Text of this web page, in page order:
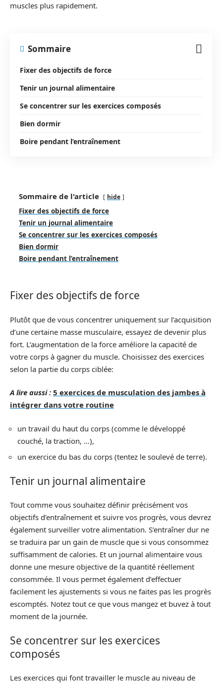
muscles plus rapidement.
Sommaire
Fixer des objectifs de force
Tenir un journal alimentaire
Se concentrer sur les exercices composés
Bien dormir
Boire pendant l’entraînement
Sommaire de l'article hide
Fixer des objectifs de force
Tenir un journal alimentaire
Se concentrer sur les exercices composés
Bien dormir
Boire pendant l’entraînement
Fixer des objectifs de force
Plutôt que de vous concentrer uniquement sur l’acquisition
d’une certaine masse musculaire, essayez de devenir plus
fort. L’augmentation de la force améliore la capacité de
votre corps à gagner du muscle. Choisissez des exercices
selon la partie du corps ciblée:
A lire aussi : 5 exercices de musculation des jambes à
intégrer dans votre routine
un travail du haut du corps (comme le développé
couché, la traction, …),
un exercice du bas du corps (tentez le soulevé de terre).
Tenir un journal alimentaire
Tout comme vous souhaitez définir précisément vos
objectifs d’entraînement et suivre vos progrès, vous devrez
également surveiller votre alimentation. S’entraîner dur ne
se traduira par un gain de muscle que si vous consommez
suffisamment de calories. Et un journal alimentaire vous
donne une mesure objective de la quantité réellement
consommée. Il vous permet également d’effectuer
facilement les ajustements si vous ne faites pas les progrès
escomptés. Notez tout ce que vous mangez et buvez à tout
moment de la journée.
Se concentrer sur les exercices
composés
Les exercices qui font travailler le muscle au niveau de